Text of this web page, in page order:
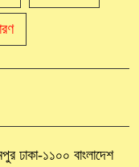
ঢাকা-১১০০ বাংলাদেশ